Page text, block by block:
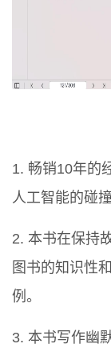
1. 畅销10年的
人工智能的碰撞
2. 本书在保持
图书的知识性
例。
3. 本书写作幽